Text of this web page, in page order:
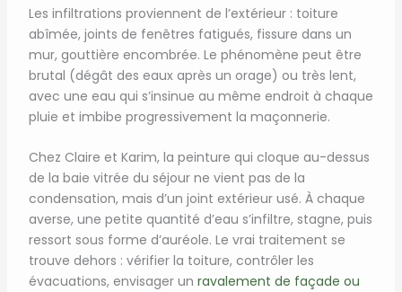
Les infiltrations proviennent de l’extérieur : toiture
abîmée, joints de fenêtres fatigués, fissure dans un
mur, gouttière encombrée. Le phénomène peut être
brutal (dégât des eaux après un orage) ou très lent,
avec une eau qui s’insinue au même endroit à chaque
pluie et imbibe progressivement la maçonnerie.
Chez Claire et Karim, la peinture qui cloque au-dessus
de la baie vitrée du séjour ne vient pas de la
condensation, mais d’un joint extérieur usé. À chaque
averse, une petite quantité d’eau s’infiltre, stagne, puis
ressort sous forme d’auréole. Le vrai traitement se
trouve dehors : vérifier la toiture, contrôler les
évacuations, envisager un ravalement de façade ou